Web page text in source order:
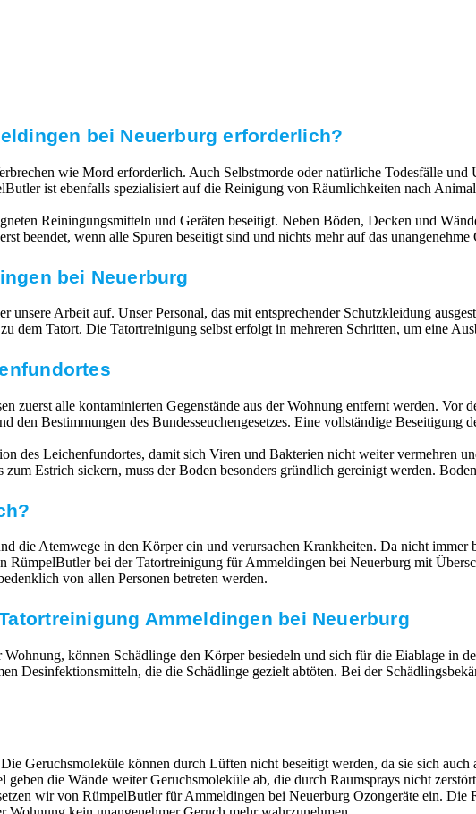
bei Neuerburg erforderlich?
wie Mord erforderlich. Auch Selbstmorde oder natürliche Todesfälle
ist ebenfalls spezialisiert auf die Reinigung von Räumlichkeiten nach
Reiningungsmitteln und Geräten beseitigt. Neben Böden, Decken und
beendet, wenn alle Spuren beseitigt sind und nichts mehr auf das unangenehme
bei Neuerburg
Arbeit auf. Unser Personal, das mit entsprechender Schutzkleidung
dem Tatort. Die Tatortreinigung selbst erfolgt in mehreren Schritten, um eine
zuerst alle kontaminierten Gegenstände aus der Wohnung entfernt werden. Vor
den Bestimmungen des Bundesseuchengesetzes. Eine vollständige
des Leichenfundortes, damit sich Viren und Bakterien nicht weiter vermehren
Estrich sickern, muss der Boden besonders gründlich gereinigt werden.
die Atemwege in den Körper ein und verursachen Krankheiten. Da nicht immer
RümpelButler bei der Tatortreinigung für Ammeldingen bei Neuerburg mit
von allen Personen betreten werden.
Ammeldingen bei Neuerburg
können Schädlinge den Körper besiedeln und sich für die Eiablage in
Desinfektionsmitteln, die die Schädlinge gezielt abtöten. Bei der
Geruchsmoleküle können durch Lüften nicht beseitigt werden, da sie sich
geben die Wände weiter Geruchsmoleküle ab, die durch Raumsprays nicht
wir von RümpelButler für Ammeldingen bei Neuerburg Ozongeräte ein.